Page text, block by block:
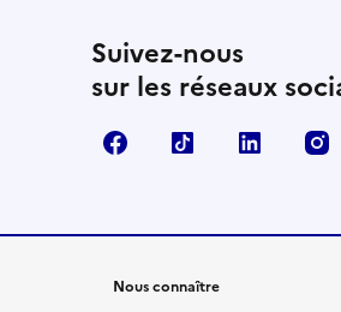
Suivez-nous
sur les réseaux
FacebookTikTok LinkedIn
Nous connaître